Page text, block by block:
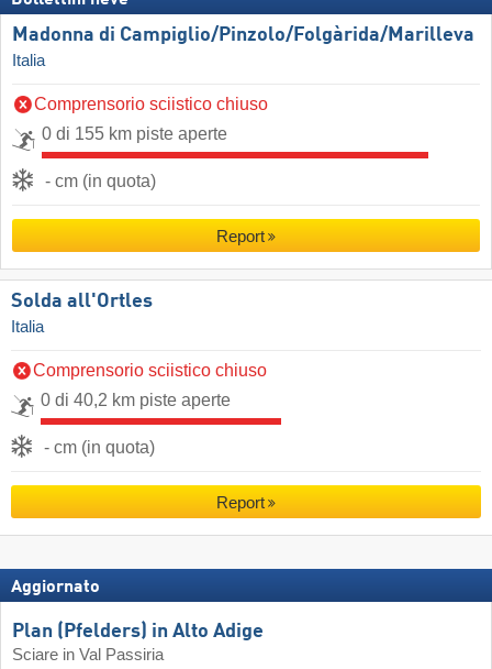
Madonna di Campiglio/​Pinzolo/​Folgàrida/​Marilleva
Italia
Comprensorio sciistico chiuso
0 di 155 km piste aperte
- cm (in quota)
Report
Solda all'Ortles
Italia
Comprensorio sciistico chiuso
0 di 40,2 km piste aperte
- cm (in quota)
Report
Aggiornato
Plan (Pfelders) in Alto Adige
Sciare in Val Passiria